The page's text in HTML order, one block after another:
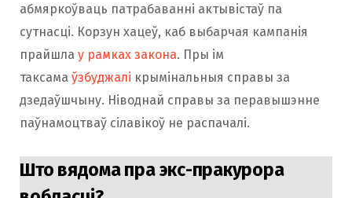
абмяркоўваць патрабаванні актывістаў па
сутнасці. Корзун хацеў, каб выбарчая кампанія
прайшла у рамках закона. Пры ім
таксама ўзбуджалі крымінальныя справы за
дзедаўшчыну. Ніводнай справы за перавышэнне
паўнамоцтваў сілавікоў не распачалі.
Што вядома пра экс-пракурора